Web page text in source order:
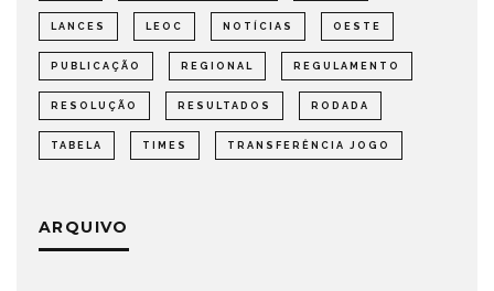
LANCES LEOC NOTÍCIAS OESTE
PUBLICAÇÃO REGIONAL REGULAMENTO
RESOLUÇÃO RESULTADOS RODADA
TABELA TIMES TRANSFERÊNCIA JOGO
ARQUIVO